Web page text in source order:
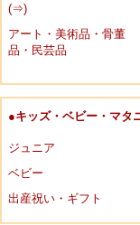
(⇒)
アート・美術品・骨董
品・民芸品
●キッズ・ベビー・マタ
ジュニア
ベビー
出産祝い・ギフト